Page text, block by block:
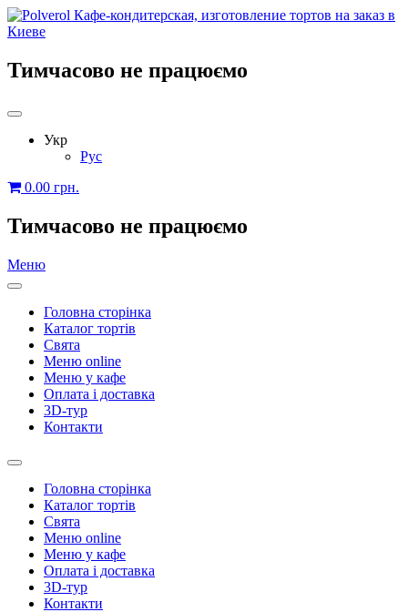
Тимчасово не працюємо
Укр
Рус
0.00 грн.
Тимчасово не працюємо
Меню
Головна сторінка
Каталог тортів
Свята
Меню online
Меню у кафе
Оплата і доставка
3D-тур
Контакти
Головна сторінка
Каталог тортів
Свята
Меню online
Меню у кафе
Оплата і доставка
3D-тур
Контакти